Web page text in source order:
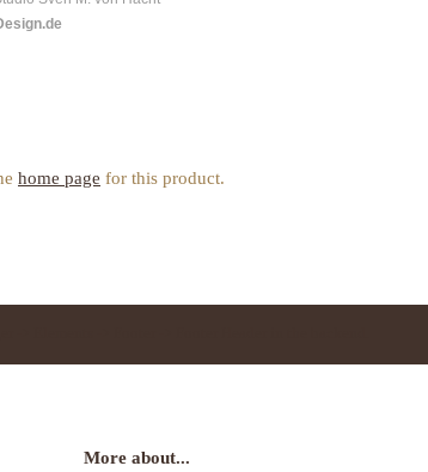
home page for this product.
More about...